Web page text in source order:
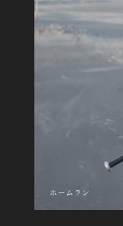
BLOG
RADIO
SHOP
会員登録